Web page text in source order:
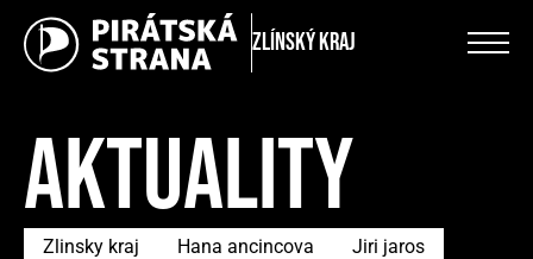
Zlínský kraj
AKTUALITY
Zlinsky kraj Hana ancincova
Jiri jaros